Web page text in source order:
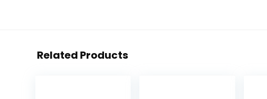
Related Products